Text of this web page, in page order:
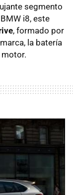
segmento
BMW i8, este
, formado por
la batería